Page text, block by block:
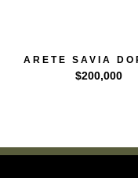
ARETE SAVIA
$200,000